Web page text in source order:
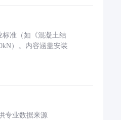
标准（如《混凝土结
）。内容涵盖安装
专业数据来源